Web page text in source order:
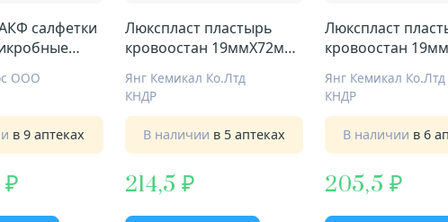
салфетки
ООО
в 9 аптеках
Люкспласт пластырь
кровоостан 19ммX72мм
Янг Кемикал Кo.Лтд
КНДР
В наличии в 5 аптеках
214,5
Люкспласт
кровоостан
Янг Кемикал Кo.Лтд
КНДР
В наличии в 6
205,5